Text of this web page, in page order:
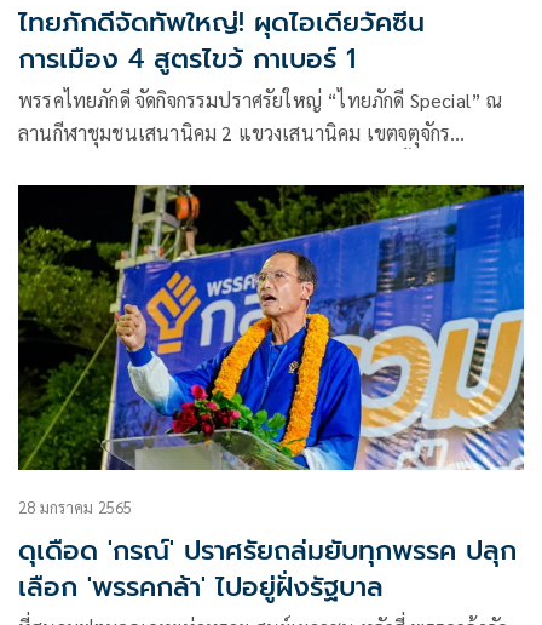
ไทยภักดีจัดทัพใหญ่! ผุดไอเดียวัคซีน
การเมือง 4 สูตรไขว้ กาเบอร์ 1
พรรคไทยภักดี จัดกิจกรรมปราศรัยใหญ่ “ไทยภักดี Special” ณ
ลานกีฬาชุมชนเสนานิคม 2 แขวงเสนานิคม เขตจตุจักร
ส.ส.กรุงเทพ เขต 9 หลักสี่ จตุจักร
28 มกราคม 2565
ดุเดือด 'กรณ์' ปราศรัยถล่มยับทุกพรรค ปลุก
เลือก 'พรรคกล้า' ไปอยู่ฝั่งรัฐบาล